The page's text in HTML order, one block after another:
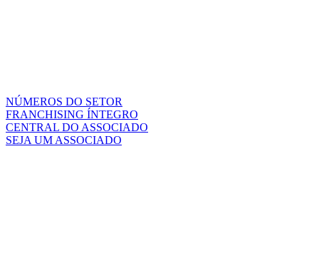
NÚMEROS DO SETOR
FRANCHISING ÍNTEGRO
CENTRAL DO ASSOCIADO
SEJA UM ASSOCIADO